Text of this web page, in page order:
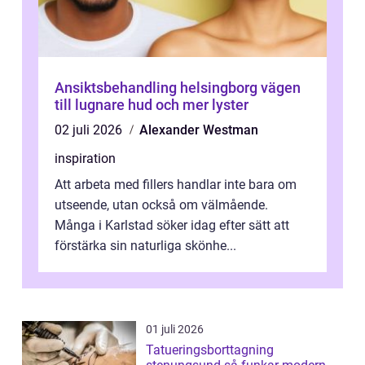
Ansiktsbehandling helsingborg vägen
till lugnare hud och mer lyster
02 juli 2026
Alexander Westman
inspiration
Att arbeta med fillers handlar inte bara om
utseende, utan också om välmående.
Många i Karlstad söker idag efter sätt att
förstärka sin naturliga skönhe...
01 juli 2026
Tatueringsborttagning